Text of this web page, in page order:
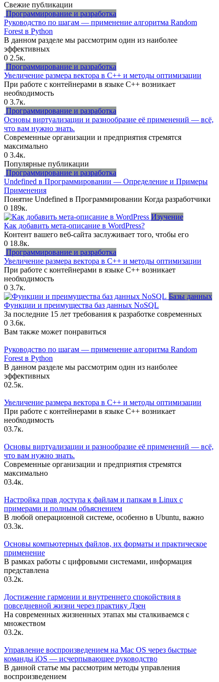
Свежие публикации
Программирование и разработка
Руководство по шагам — применение алгоритма Random
Forest в Python
В данном разделе мы рассмотрим один из наиболее
эффективных
0 2.5к.
Программирование и разработка
Увеличение размера вектора в C++ и методы оптимизации
При работе с контейнерами в языке C++ возникает
необходимость
0 3.7к.
Программирование и разработка
Основы виртуализации и разнообразие её применений — всё,
что вам нужно знать.
Современные организации и предприятия стремятся
максимально
0 3.4к.
Популярные публикации
Программирование и разработка
Undefined в Программировании — Определение и Примеры
Применения
Понятие Undefined в Программировании Когда разработчики
0 189к.
Изучение
Как добавить мета-описание в WordPress?
Контент вашего веб-сайта заслуживает того, чтобы его
0 18.8к.
Программирование и разработка
Увеличение размера вектора в C++ и методы оптимизации
При работе с контейнерами в языке C++ возникает
необходимость
0 3.7к.
Базы данных
Функции и преимущества баз данных NoSQL
За последние 15 лет требования к разработке современных
0 3.6к.
Вам также может понравиться
Руководство по шагам — применение алгоритма Random
Forest в Python
В данном разделе мы рассмотрим один из наиболее
эффективных
02.5к.
Увеличение размера вектора в C++ и методы оптимизации
При работе с контейнерами в языке C++ возникает
необходимость
03.7к.
Основы виртуализации и разнообразие её применений — всё,
что вам нужно знать.
Современные организации и предприятия стремятся
максимально
03.4к.
Настройка прав доступа к файлам и папкам в Linux с
примерами и полным объяснением
В любой операционной системе, особенно в Ubuntu, важно
03.3к.
Основы компьютерных файлов, их форматы и практическое
применение
В рамках работы с цифровыми системами, информация
представлена
03.2к.
Достижение гармонии и внутреннего спокойствия в
повседневной жизни через практику Дзен
На современных жизненных этапах мы сталкиваемся с
множеством
03.2к.
Управление воспроизведением на Mac OS через быстрые
команды iOS — исчерпывающее руководство
В данной статье мы рассмотрим методы управления
воспроизведением